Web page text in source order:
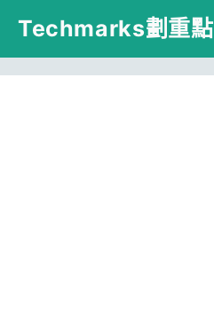
跳
主
Techmarks劃重點